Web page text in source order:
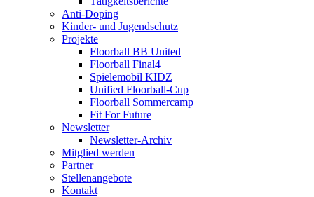
Anti-Doping
Kinder- und Jugendschutz
Projekte
Floorball BB United
Floorball Final4
Spielemobil KIDZ
Unified Floorball-Cup
Floorball Sommercamp
Fit For Future
Newsletter
Newsletter-Archiv
Mitglied werden
Partner
Stellenangebote
Kontakt